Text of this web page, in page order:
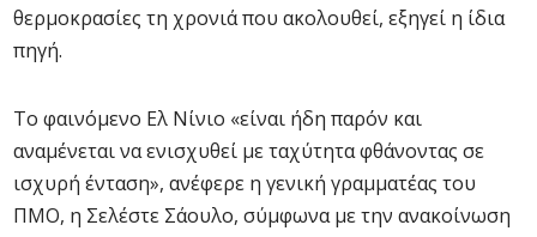
θερμοκρασίες τη χρονιά που ακολουθεί, εξηγεί η ίδια
πηγή.
Το φαινόμενο Ελ Νίνιο «είναι ήδη παρόν και
αναμένεται να ενισχυθεί με ταχύτητα φθάνοντας σε
ισχυρή ένταση», ανέφερε η γενική γραμματέας του
ΠΜΟ, η Σελέστε Σάουλο, σύμφωνα με την ανακοίνωση